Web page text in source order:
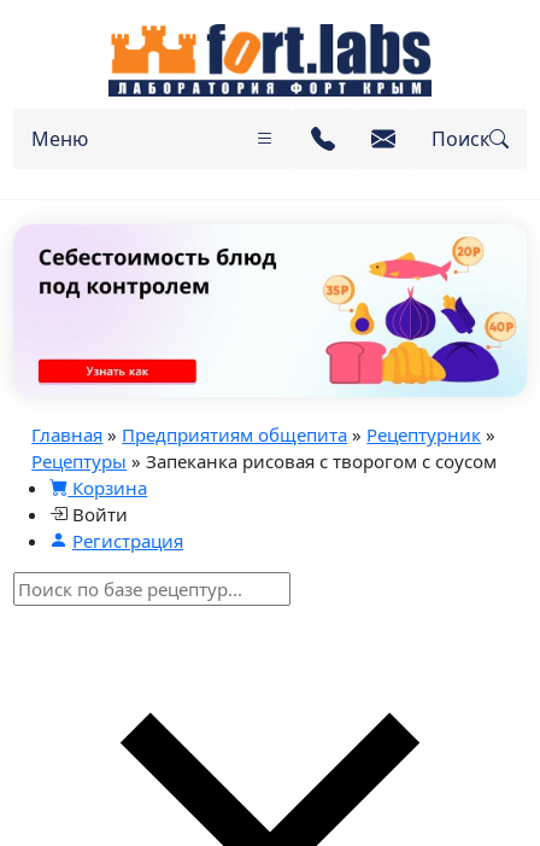
Меню Поиск
Главная » Предприятиям общепита » Рецептурник »
Рецептуры » Запеканка рисовая с творогом с соусом
Корзина
Войти
Регистрация